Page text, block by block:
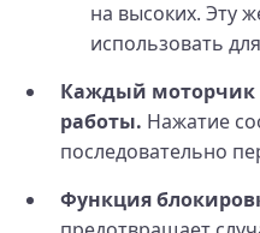
на высоких. Эту
использовать
Каждый моторчик
работы. Нажатие
последовательно
Функция